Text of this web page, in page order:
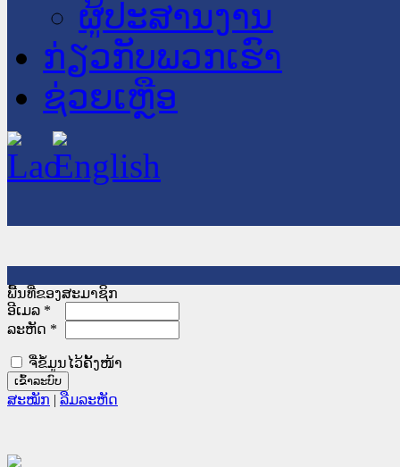
ຜູ້ປະສານງານ
ກ່ຽວກັບພວກເຮົາ
ຊ່ວຍເຫຼືອ
ພື້ນທີ່ຂອງສະມາຊິກ
ອີເມລ *
ລະຫັດ *
ຈື່ຂໍ້ມູນໄວ້ຄັ້ງໜ້າ
ສະໝັກ | ລືມລະຫັດ